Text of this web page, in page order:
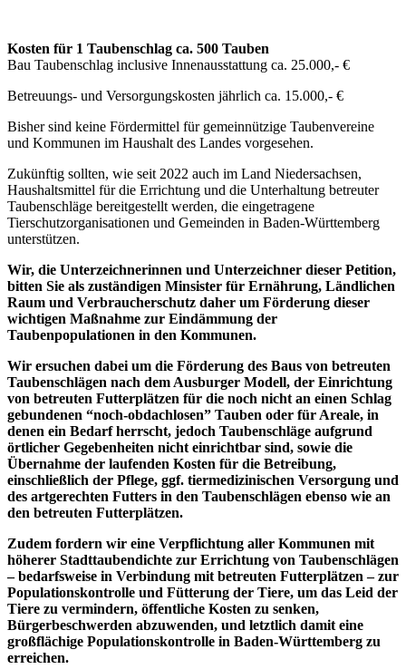
Kosten für 1 Taubenschlag ca. 500 Tauben
Bau Taubenschlag inclusive Innenausstattung ca. 25.000,- €
Betreuungs- und Versorgungskosten jährlich ca. 15.000,- €
Bisher sind keine Fördermittel für gemeinnützige Taubenvereine
und Kommunen im Haushalt des Landes vorgesehen.
Zukünftig sollten, wie seit 2022 auch im Land Niedersachsen,
Haushaltsmittel für die Errichtung und die Unterhaltung betreuter
Taubenschläge bereitgestellt werden, die eingetragene
Tierschutzorganisationen und Gemeinden in Baden-Württemberg
unterstützen.
Wir, die Unterzeichnerinnen und Unterzeichner dieser Petition,
bitten Sie als zuständigen Minsister für Ernährung, Ländlichen
Raum und Verbraucherschutz daher um Förderung dieser
wichtigen Maßnahme zur Eindämmung der
Taubenpopulationen in den Kommunen.
Wir ersuchen dabei um die Förderung des Baus von betreuten
Taubenschlägen nach dem Ausburger Modell, der Einrichtung
von betreuten Futterplätzen für die noch nicht an einen Schlag
gebundenen “noch-obdachlosen” Tauben oder für Areale, in
denen ein Bedarf herrscht, jedoch Taubenschläge aufgrund
örtlicher Gegebenheiten nicht einrichtbar sind, sowie die
Übernahme der laufenden Kosten für die Betreibung,
einschließlich der Pflege, ggf. tiermedizinischen Versorgung und
des artgerechten Futters in den Taubenschlägen ebenso wie an
den betreuten Futterplätzen.
Zudem fordern wir eine Verpflichtung aller Kommunen mit
höherer Stadttaubendichte zur Errichtung von Taubenschlägen
– bedarfsweise in Verbindung mit betreuten Futterplätzen – zur
Populationskontrolle und Fütterung der Tiere, um das Leid der
Tiere zu vermindern, öffentliche Kosten zu senken,
Bürgerbeschwerden abzuwenden, und letztlich damit eine
großflächige Populationskontrolle in Baden-Württemberg zu
erreichen.